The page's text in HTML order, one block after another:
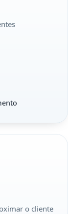
o cliente